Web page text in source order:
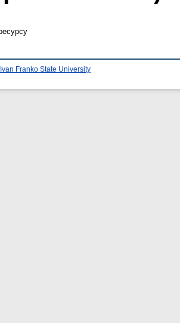
Franko State University